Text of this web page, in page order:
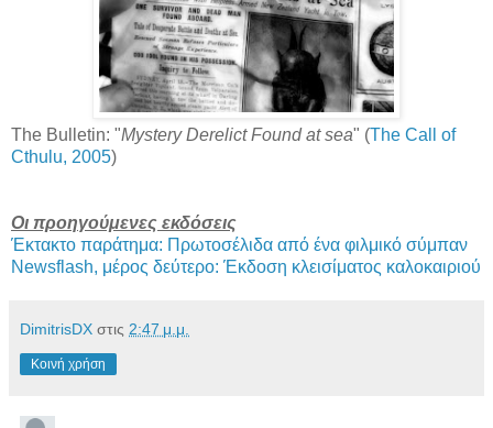
The Bulletin: "Mystery Derelict Found at sea" (The Call of
Cthulu, 2005)
Οι προηγούμενες εκδόσεις
Έκτακτο παράτημα: Πρωτοσέλιδα από ένα φιλμικό σύμπαν
Newsflash, μέρος δεύτερο: Έκδοση κλεισίματος καλοκαιριού
DimitrisDX στις 2:47 μ.μ.
Κοινή χρήση